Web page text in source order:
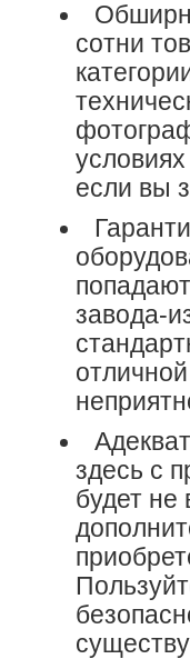
сотни
если вы
завода-
здесь с
будет не